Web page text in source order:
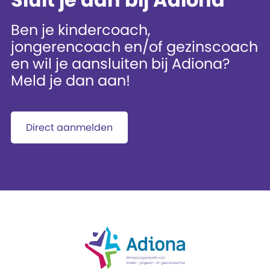
Ben je kindercoach,
jongerencoach en/of gezinscoach
en wil je aansluiten bij Adiona?
Meld je dan aan!
Direct aanmelden